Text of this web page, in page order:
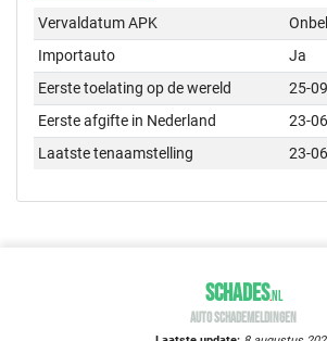
Vervaldatum APK
Importauto
Ja
Eerste toelating op de wereld
25-
Eerste afgifte in Nederland
23-
Laatste tenaamstelling
23-
SCHADES.NL
AUTO SCHADEMELDINGEN